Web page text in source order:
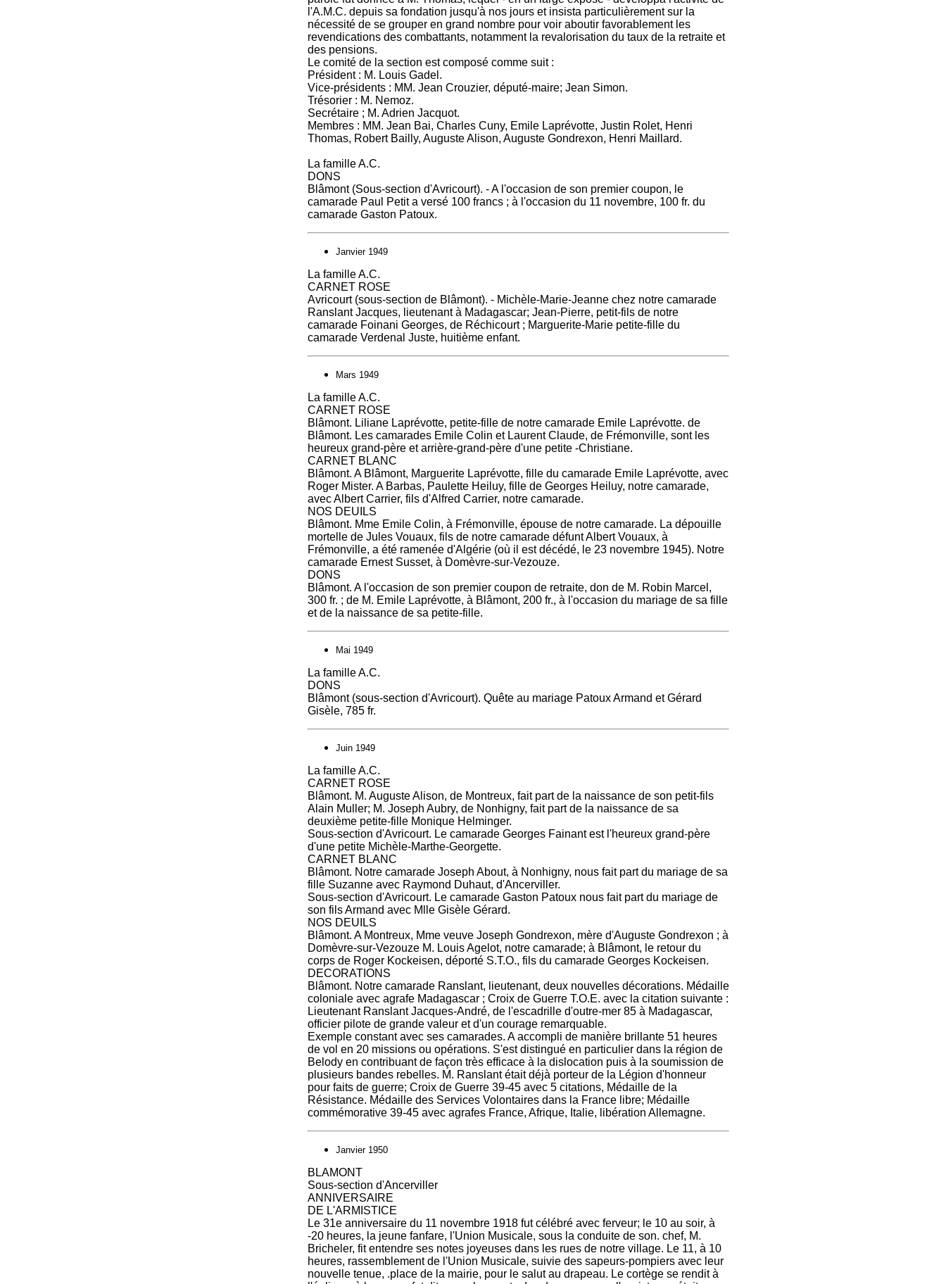
l'A.M.C. depuis sa fondation jusqu'à nos jours et insista particulièrement sur la
nécessité de se grouper en grand nombre pour voir aboutir favorablement les
revendications des combattants, notamment la revalorisation du taux de la retraite et
des pensions.
Le comité de la section est composé comme suit :
Président : M. Louis Gadel.
Vice-présidents : MM. Jean Crouzier, député-maire; Jean Simon.
Trésorier : M. Nemoz.
Secrétaire ; M. Adrien Jacquot.
Membres : MM. Jean Bai, Charles Cuny, Emile Laprévotte, Justin Rolet, Henri
Thomas, Robert Bailly, Auguste Alison, Auguste Gondrexon, Henri Maillard.
La famille A.C.
DONS
Blâmont (Sous-section d'Avricourt). - A l'occasion de son premier coupon, le
camarade Paul Petit a versé 100 francs ; à l'occasion du 11 novembre, 100 fr. du
camarade Gaston Patoux.
Janvier 1949
La famille A.C.
CARNET ROSE
Avricourt (sous-section de Blâmont). - Michèle-Marie-Jeanne chez notre camarade
Ranslant Jacques, lieutenant à Madagascar; Jean-Pierre, petit-fils de notre
camarade Foinani Georges, de Réchicourt ; Marguerite-Marie petite-fille du
camarade Verdenal Juste, huitième enfant.
Mars 1949
La famille A.C.
CARNET ROSE
Blâmont. Liliane Laprévotte, petite-fille de notre camarade Emile Laprévotte. de
Blâmont. Les camarades Emile Colin et Laurent Claude, de Frémonville, sont les
heureux grand-père et arrière-grand-père d'une petite -Christiane.
CARNET BLANC
Blâmont. A Blâmont, Marguerite Laprévotte, fille du camarade Emile Laprévotte, avec
Roger Mister. A Barbas, Paulette Heiluy, fille de Georges Heiluy, notre camarade,
avec Albert Carrier, fils d'Alfred Carrier, notre camarade.
NOS DEUILS
Blâmont. Mme Emile Colin, à Frémonville, épouse de notre camarade. La dépouille
mortelle de Jules Vouaux, fils de notre camarade défunt Albert Vouaux, à
Frémonville, a été ramenée d'Algérie (où il est décédé, le 23 novembre 1945). Notre
camarade Ernest Susset, à Domèvre-sur-Vezouze.
DONS
Blâmont. A l'occasion de son premier coupon de retraite, don de M. Robin Marcel,
300 fr. ; de M. Emile Laprévotte, à Blâmont, 200 fr., à l'occasion du mariage de sa fille
et de la naissance de sa petite-fille.
Mai 1949
La famille A.C.
DONS
Blâmont (sous-section d'Avricourt). Quête au mariage Patoux Armand et Gérard
Gisèle, 785 fr.
Juin 1949
La famille A.C.
CARNET ROSE
Blâmont. M. Auguste Alison, de Montreux, fait part de la naissance de son petit-fils
Alain Muller; M. Joseph Aubry, de Nonhigny, fait part de la naissance de sa
deuxième petite-fille Monique Helminger.
Sous-section d'Avricourt. Le camarade Georges Fainant est l'heureux grand-père
d'une petite Michèle-Marthe-Georgette.
CARNET BLANC
Blâmont. Notre camarade Joseph About, à Nonhigny, nous fait part du mariage de sa
fille Suzanne avec Raymond Duhaut, d'Ancerviller.
Sous-section d'Avricourt. Le camarade Gaston Patoux nous fait part du mariage de
son fils Armand avec Mlle Gisèle Gérard.
NOS DEUILS
Blâmont. A Montreux, Mme veuve Joseph Gondrexon, mère d'Auguste Gondrexon ; à
Domèvre-sur-Vezouze M. Louis Agelot, notre camarade; à Blâmont, le retour du
corps de Roger Kockeisen, déporté S.T.O., fils du camarade Georges Kockeisen.
DECORATIONS
Blâmont. Notre camarade Ranslant, lieutenant, deux nouvelles décorations. Médaille
coloniale avec agrafe Madagascar ; Croix de Guerre T.O.E. avec la citation suivante :
Lieutenant Ranslant Jacques-André, de l'escadrille d'outre-mer 85 à Madagascar,
officier pilote de grande valeur et d'un courage remarquable.
Exemple constant avec ses camarades. A accompli de manière brillante 51 heures
de vol en 20 missions ou opérations. S'est distingué en particulier dans la région de
Belody en contribuant de façon très efficace à la dislocation puis à la soumission de
plusieurs bandes rebelles. M. Ranslant était déjà porteur de la Légion d'honneur
pour faits de guerre; Croix de Guerre 39-45 avec 5 citations, Médaille de la
Résistance. Médaille des Services Volontaires dans la France libre; Médaille
commémorative 39-45 avec agrafes France, Afrique, Italie, libération Allemagne.
Janvier 1950
BLAMONT
Sous-section d'Ancerviller
ANNIVERSAIRE
DE L'ARMISTICE
Le 31e anniversaire du 11 novembre 1918 fut célébré avec ferveur; le 10 au soir, à
-20 heures, la jeune fanfare, l'Union Musicale, sous la conduite de son. chef, M.
Bricheler, fit entendre ses notes joyeuses dans les rues de notre village. Le 11, à 10
heures, rassemblement de l'Union Musicale, suivie des sapeurs-pompiers avec leur
nouvelle tenue, .place de la mairie, pour le salut au drapeau. Le cortège se rendit à